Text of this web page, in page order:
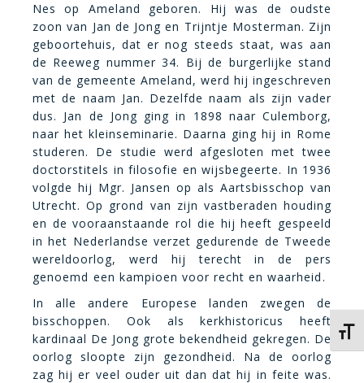
Nes op Ameland geboren. Hij was de oudste
zoon van Jan de Jong en Trijntje Mosterman. Zijn
geboortehuis, dat er nog steeds staat, was aan
de Reeweg nummer 34. Bij de burgerlijke stand
van de gemeente Ameland, werd hij ingeschreven
met de naam Jan. Dezelfde naam als zijn vader
dus. Jan de Jong ging in 1898 naar Culemborg,
naar het kleinseminarie. Daarna ging hij in Rome
studeren. De studie werd afgesloten met twee
doctorstitels in filosofie en wijsbegeerte. In 1936
volgde hij Mgr. Jansen op als Aartsbisschop van
Utrecht. Op grond van zijn vastberaden houding
en de vooraanstaande rol die hij heeft gespeeld
in het Nederlandse verzet gedurende de Tweede
wereldoorlog, werd hij terecht in de pers
genoemd een kampioen voor recht en waarheid.
In alle andere Europese landen zwegen de
bisschoppen. Ook als kerkhistoricus heeft
kardinaal De Jong grote bekendheid gekregen. De
oorlog sloopte zijn gezondheid. Na de oorlog
zag hij er veel ouder uit dan dat hij in feite was.